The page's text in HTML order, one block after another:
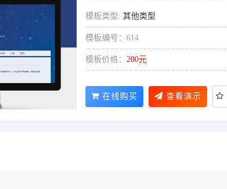
模板类型: 其他类型
模板编号：614
模板价格： 200元
在线购买 查看演示